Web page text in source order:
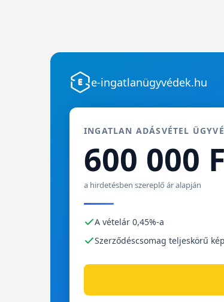
e-ingatlanügyvédek.hu
INGATLAN ADÁSVÉTEL
600 000
a hirdetésben szereplő ár alapján
A vételár 0,45%-a
Szerződéscsomag teljeskörű